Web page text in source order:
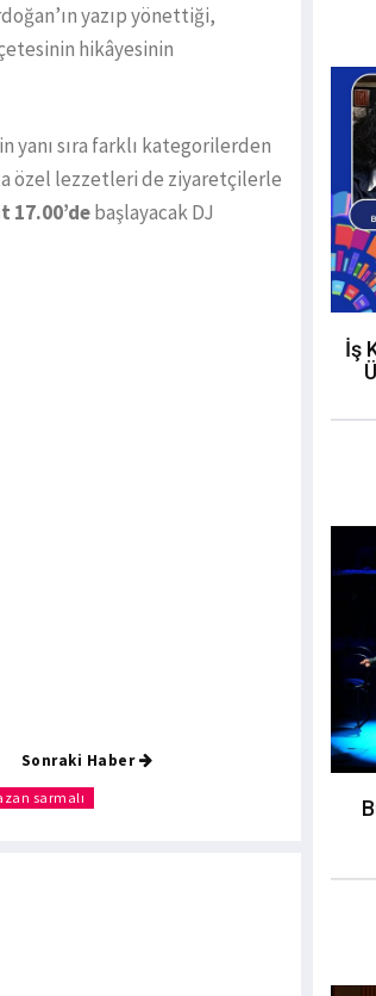
yazıp yönettiği,
hikâyesinin
yanı sıra farklı kategorilerden
özel lezzetleri de ziyaretçilerle
17.00’debaşlayacak DJ
Sonraki Haber
sarmalı
İş